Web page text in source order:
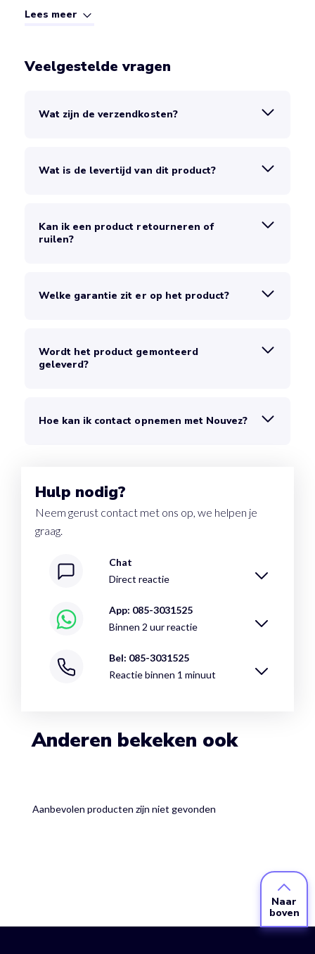
Lees meer
Veelgestelde vragen
Wat zijn de verzendkosten?
Wat is de levertijd van dit product?
Kan ik een product retourneren of
ruilen?
Welke garantie zit er op het product?
Wordt het product gemonteerd
geleverd?
Hoe kan ik contact opnemen met Nouvez?
Hulp nodig?
Neem gerust contact met ons op, we helpen je
graag.
Chat
Direct reactie
App: 085-3031525
Binnen 2 uur reactie
Bel: 085-3031525
Reactie binnen 1 minuut
Anderen bekeken ook
Aanbevolen producten zijn niet gevonden
Naar
boven